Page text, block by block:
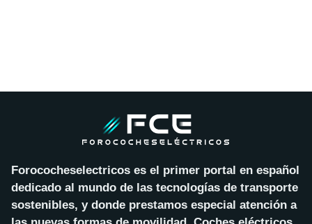
Forococheselectricos es el primer portal en español
dedicado al mundo de las tecnologías de transporte
sostenibles, y donde prestamos especial atención a